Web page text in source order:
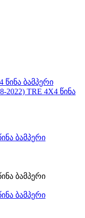
ბამპერი
ბამპერი
ბამპერი